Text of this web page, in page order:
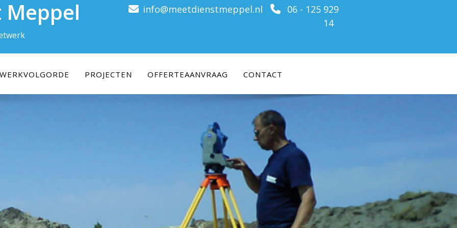
info@meetdienstmeppel.nl
06 - 125 929
14
WERKVOLGORDE PROJECTEN OFFERTEAANVRAAG CONTACT